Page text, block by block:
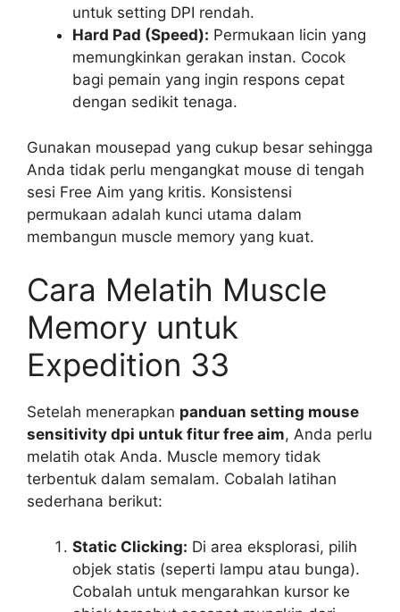
untuk setting DPI rendah.
Hard Pad (Speed): Permukaan licin yang
memungkinkan gerakan instan. Cocok
bagi pemain yang ingin respons cepat
dengan sedikit tenaga.
Gunakan mousepad yang cukup besar sehingga
Anda tidak perlu mengangkat mouse di tengah
sesi Free Aim yang kritis. Konsistensi
permukaan adalah kunci utama dalam
membangun muscle memory yang kuat.
Cara Melatih Muscle
Memory untuk
Expedition 33
Setelah menerapkan panduan setting mouse
sensitivity dpi untuk fitur free aim, Anda perlu
melatih otak Anda. Muscle memory tidak
terbentuk dalam semalam. Cobalah latihan
sederhana berikut:
Static Clicking: Di area eksplorasi, pilih
objek statis (seperti lampu atau bunga).
Cobalah untuk mengarahkan kursor ke